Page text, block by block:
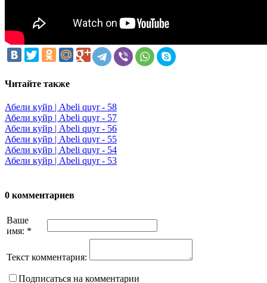
Читайте также
Абели куйр | Abeli quyr - 58
Абели куйр | Abeli quyr - 57
Абели куйр | Abeli quyr - 56
Абели куйр | Abeli quyr - 55
Абели куйр | Abeli quyr - 54
Абели куйр | Abeli quyr - 53
0 комментариев
Ваше
имя: *
Текст комментария:
Подписаться на комментарии